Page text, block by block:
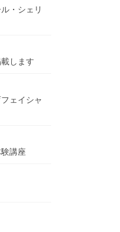
・シェリ
します
ェイシャ
講座